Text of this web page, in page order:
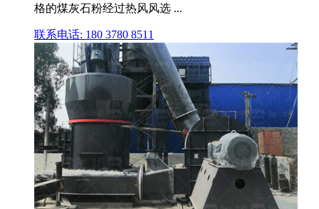
格的煤灰石粉经过热风风选 ...
联系电话: 180 3780 8511